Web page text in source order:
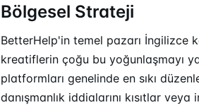
Bölgesel Strateji
BetterHelp'in temel pazarı İngilizce
kreatiflerin çoğu bu yoğunlaşmayı
platformları genelinde en sıkı
danışmanlık iddialarını kısıtlar